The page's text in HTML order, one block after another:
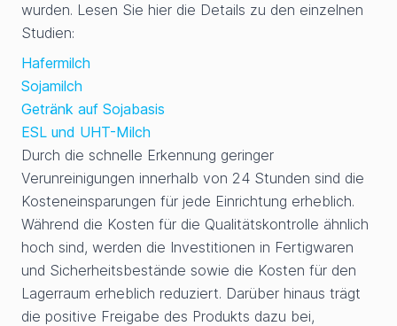
wurden. Lesen Sie hier die Details zu den einzelnen
Studien:
Hafermilch
Sojamilch
Getränk auf Sojabasis
ESL und UHT-Milch
Durch die schnelle Erkennung geringer
Verunreinigungen innerhalb von 24 Stunden sind die
Kosteneinsparungen für jede Einrichtung erheblich.
Während die Kosten für die Qualitätskontrolle ähnlich
hoch sind, werden die Investitionen in Fertigwaren
und Sicherheitsbestände sowie die Kosten für den
Lagerraum erheblich reduziert. Darüber hinaus trägt
die positive Freigabe des Produkts dazu bei,